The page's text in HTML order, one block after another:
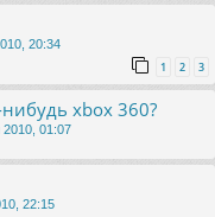
20:34
1 2 3
xbox 360?
2010, 01:07
22:15